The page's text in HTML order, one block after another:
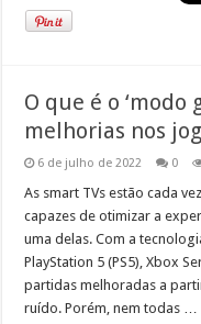
O que é o ‘modo
melhorias nos
6 de julho de 2022 0
As smart TVs estão cada
capazes de otimizar a
uma delas. Com a
PlayStation 5 (PS5), Xbox
partidas melhoradas a
ruído. Porém, nem todas …